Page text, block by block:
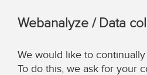
Webanalyze / Data
We would like to
To do this, we ask for your